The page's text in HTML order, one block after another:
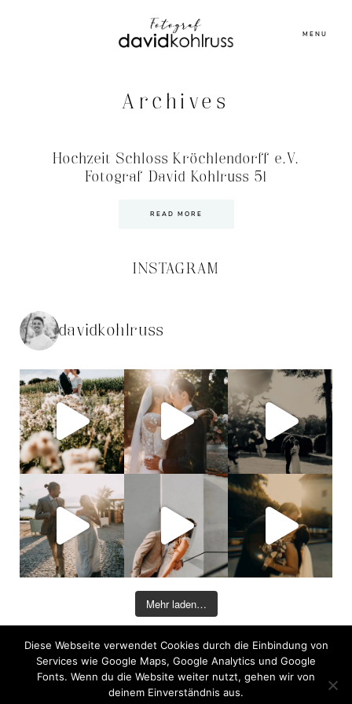
MENU
Archives
Hochzeit Schloss Kröchlendorff e.V.
Fotograf David Kohlruss 51
READ MORE
INSTAGRAM
davidkohlruss
Mehr laden…
©2026 COPYRIGHT DAVID KOHLRUSS
Diese Webseite verwendet Cookies durch die Einbindung von
Services wie Google Maps, Google Analytics und Google
Fonts. Wenn du die Website weiter nutzt, gehen wir von
deinem Einverständnis aus.